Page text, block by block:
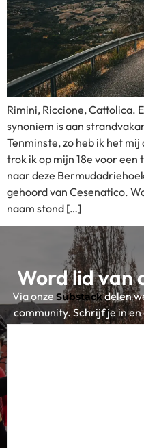
Rimini, Riccione, Cattolica.
synoniem is aan
Tenminste, zo heb ik het
trok ik op mijn 18e voor
naar deze
gehoord van Cesenatico.
naam stond […]
Word lid van
Via onze Substackdelen
community. Schrijf je in